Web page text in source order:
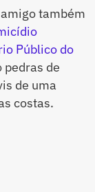
também
Público do
de
de uma
costas.